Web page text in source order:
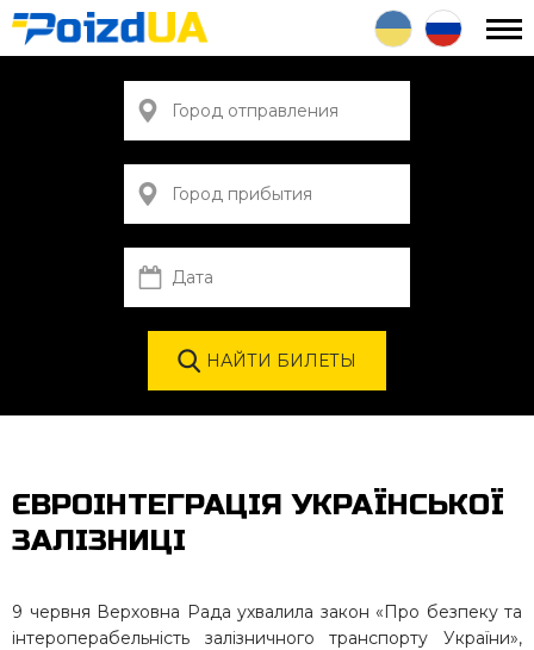
ЄВРОІНТЕГРАЦІЯ УКРАЇНСЬКОЇ
ЗАЛІЗНИЦІ
9 червня Верховна Рада ухвалила закон «Про безпеку та
інтероперабельність залізничного транспорту України»,